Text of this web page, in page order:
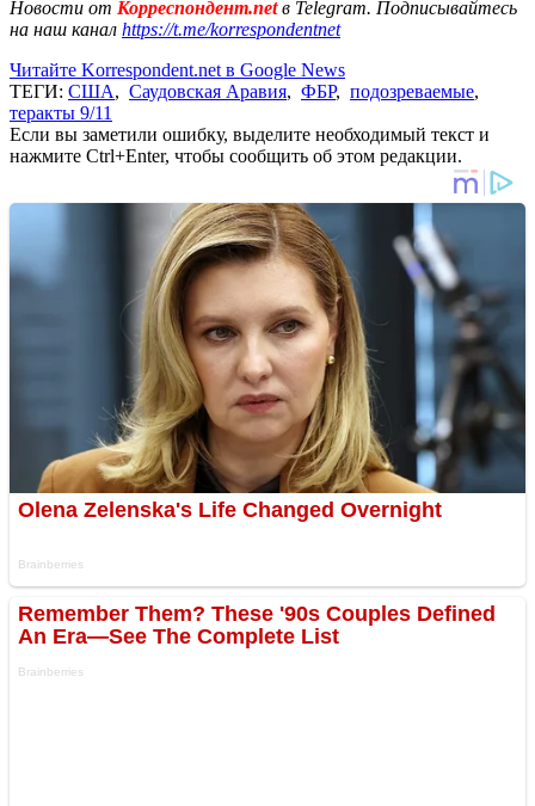
Новости от Корреспондент.netв Telegram. Подписывайтесь
на наш канал https://t.me/korrespondentnet
Читайте Korrespondent.net в Google News
ТЕГИ: США, Саудовская Аравия, ФБР, подозреваемые,
теракты 9/11
Если вы заметили ошибку, выделите необходимый текст и
нажмите Ctrl+Enter, чтобы сообщить об этом редакции.